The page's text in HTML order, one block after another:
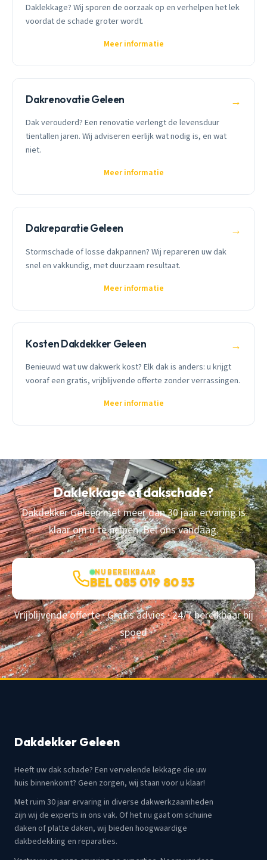
Daklekkage? Wij sporen de oorzaak op en verhelpen het lek
voordat de schade groter wordt.
Meer informatie
Dakrenovatie Geleen →
Dak verouderd? Een renovatie verlengt de levensduur
tientallen jaren. Wij adviseren eerlijk wat nodig is, en wat
niet.
Meer informatie
Dakreparatie Geleen →
Stormschade of losse dakpannen? Wij repareren uw dak
snel en vakkundig, met duurzaam resultaat.
Meer informatie
Kosten Dakdekker Geleen →
Benieuwd wat uw dakwerk kost? Elk dak is anders: u krijgt
vooraf een gratis, vrijblijvende offerte zonder verrassingen.
Meer informatie
Daklekkage of dakschade?
Dakdekker Geleen met meer dan 30 jaar ervaring is
klaar om u te helpen. Bel ons vandaag.
NU BEREIKBAAR
BEL 085 019 80 53
Vrijblijvende offerte · Gratis advies · 24/7 bereikbaar bij
spoed
Dakdekker Geleen
Heeft uw dak schade? Een vervelende lekkage die uw
huis binnenkomt? Geen zorgen, wij staan voor u klaar!
Met ruim 30 jaar ervaring in diverse dakwerkzaamheden
zijn wij de experts in ons vak. Of het nu gaat om schuine
daken of platte daken, wij bieden hoogwaardige
dakbedekking en reparaties.